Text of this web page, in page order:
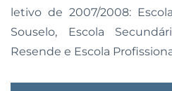
letivo de 2007/2008:
Souselo, Escola
Resende e Escola